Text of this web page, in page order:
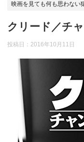
映画を見ても何も思わない
クリード／チ
投稿日： 2016年10月11日